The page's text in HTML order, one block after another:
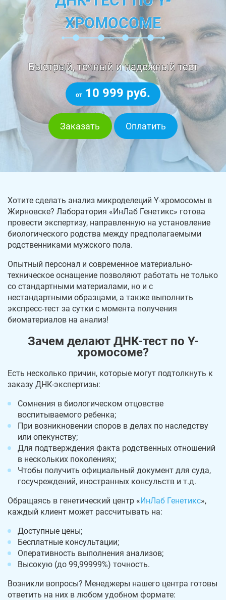
ХРОМОСОМЕ
Быстрый, точный и надежный тест
от 10 999 руб.
Заказать Оплатить
Хотите сделать анализ микроделеций Y-хромосомы в
Жирновске? Лаборатория «ИнЛаб Генетикс» готова
провести экспертизу, направленную на установление
биологического родства между предполагаемыми
родственниками мужского пола.
Опытный персонал и современное материально-
техническое оснащение позволяют работать не только
со стандартными материалами, но и с
нестандартными образцами, а также выполнить
экспресс-тест за сутки с момента получения
биоматериалов на анализ!
Зачем делают ДНК-тест по Y-
хромосоме?
Есть несколько причин, которые могут подтолкнуть к
заказу ДНК-экспертизы:
Сомнения в биологическом отцовстве
воспитываемого ребенка;
При возникновении споров в делах по наследству
или опекунству;
Для подтверждения факта родственных отношений
в нескольких поколениях;
Чтобы получить официальный документ для суда,
госучреждений, иностранных консульств и т.д.
Обращаясь в генетический центр «ИнЛаб Генетикс»,
каждый клиент может рассчитывать на:
Доступные цены;
Бесплатные консультации;
Оперативность выполнения анализов;
Высокую (до 99,99999%) точность.
Возникли вопросы? Менеджеры нашего центра готовы
ответить на них в любом удобном формате: